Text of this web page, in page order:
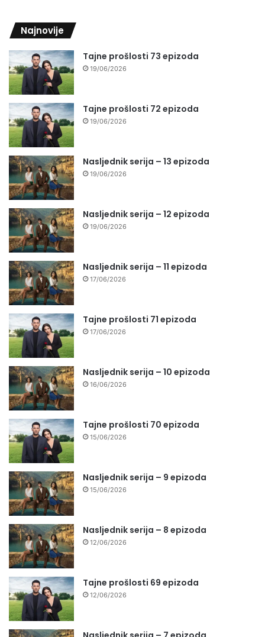
Najnovije
Tajne prošlosti 73 epizoda
19/06/2026
Tajne prošlosti 72 epizoda
19/06/2026
Nasljednik serija – 13 epizoda
19/06/2026
Nasljednik serija – 12 epizoda
19/06/2026
Nasljednik serija – 11 epizoda
17/06/2026
Tajne prošlosti 71 epizoda
17/06/2026
Nasljednik serija – 10 epizoda
16/06/2026
Tajne prošlosti 70 epizoda
15/06/2026
Nasljednik serija – 9 epizoda
15/06/2026
Nasljednik serija – 8 epizoda
12/06/2026
Tajne prošlosti 69 epizoda
12/06/2026